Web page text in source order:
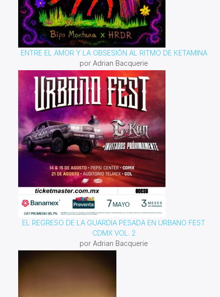
ENTRE EL AMOR Y LA OBSESIÓN AL RITMO DE KETAMINA
por Adrian Bacquerie
EL REGRESO DE LA GUARDIA PESADA EN URBANO FEST
CDMX VOL. 2
por Adrian Bacquerie